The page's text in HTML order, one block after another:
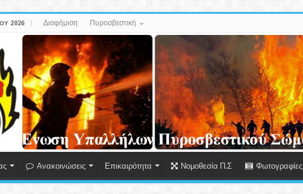
2026 Διαφήμιση Πυροσβεστική
Ανακοινώσεις Επικαιρότητα Νομοθεσία Π.Σ Φωτογραφίες